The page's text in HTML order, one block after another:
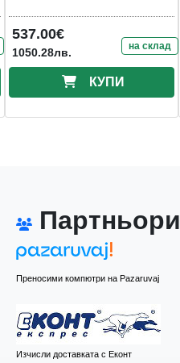
537.00€
1050.28лв. на склад
КУПИ
Партньори
Преносими компютри на Pazaruvaj
Изчисли доставката с Еконт